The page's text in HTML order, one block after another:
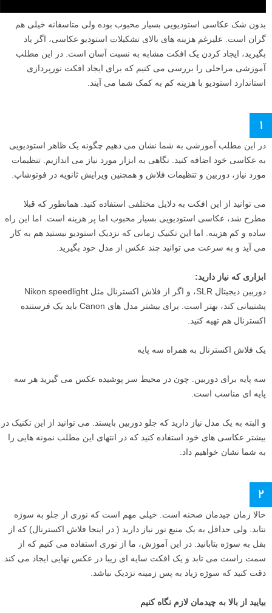
بدون شک عکاسی استودیویی بسیار محبوب بوده ولی متاسفانه خیلی هم
گران است. علیرغم هزینه های بالای تشکیلات استودیو عکاسی، اگر یاد
بگیرید، ایجاد کردن یک افکت مشابه به نسبت آسان است. در این مطلب
آموزشی مراحلی را بررسی می کنیم که برای ایجاد افکت نورپردازی
استاندارد استودیو با هزینه کم به کمک شما می آیند.
۱
در این مطلب آموزشی به شما نشان می دهیم چگونه یک ظاهر استودیویی
به عکاسی خود اضافه کنید. نگاهی به ابزار مورد نیاز می اندازیم. تنظیمات
مورد نیاز، دوربین و تنظیمات فلاش و همچنین ویرایش ثانویه در فوتوشاپ.
می توانید از این افکت به دلایل مختلفی استفاده کنید. همانطور که قبلا
مطرح شد، عکاسی استودیویی بسیار محبوب اما پر هزینه است. اما این راه
ساده و کم هزینه. اما این تکنیک زمانی که نزدیک استودیو نیستید هم به کار
می آید و به سرعت می توانید چند عکس از مدل خود بگیرید.
ابزاری که نیاز دارید:
دوربین دیجیتال SLR، و اگر از فلاش اکسترنال مثل Nikon speedlight
پشتیبانی کند، بهتر است. برای بیشتر مدل های Canon باید یک فرستنده
اکسترنال هم تهیه کنید.
یک فلاش اکسترنال به همراه سه پایه
سه پایه برای دوربین. چون در محیط سر پوشیده عکس می گیرید هر سه
پایه ای مناسب است.
و البته به یک مدل نیاز دارید که جلو دوربین بایستد. می توانید از این تکنیک در
بیشتر عکاسی های خود استفاده کنید که در انتهای این مطلب نمونه هایی را
به شما نشان خواهیم داد.
۲
حالا زمان چیدمان صحنه است. خیلی مهم است که نوری از جلو به سوژه
نتابد. ولی حداقل به یک منبع نور نیاز دارید ( در اینجا فلاش اکسترنال) که از
بقل به سوژه بتابانید. در این آموزش، ما از نوری استفاده می کنیم که از
سمت راست می تابد و یک افکت سایه ای زیبا در عکس نهایی ایجاد می کند.
دقت کنید که سوژه زیاد به پس زمینه نزدیک نباشد.
بیایید از بالا به چیدمان لازم نگاه کنیم